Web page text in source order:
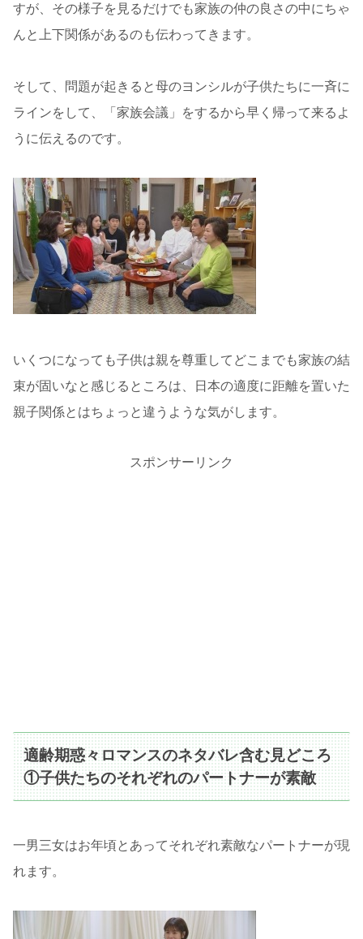
すが、その様子を見るだけでも家族の仲の良さの中にちゃ
んと上下関係があるのも伝わってきます。
そして、問題が起きると母のヨンシルが子供たちに一斉に
ラインをして、「家族会議」をするから早く帰って来るよ
うに伝えるのです。
いくつになっても子供は親を尊重してどこまでも家族の結
束が固いなと感じるところは、日本の適度に距離を置いた
親子関係とはちょっと違うような気がします。
スポンサーリンク
適齢期惑々ロマンスのネタバレ含む見どころ
①子供たちのそれぞれのパートナーが素敵
一男三女はお年頃とあってそれぞれ素敵なパートナーが現
れます。